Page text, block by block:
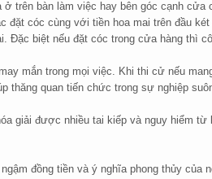
trên bàn làm việc hay bên góc cạnh cửa
đặt cóc cùng với tiền hoa mai trên đầu
Đặc biệt nếu đặt cóc trong cửa hàng thì
mắn trong mọi việc. Khi thi cử nếu
thăng quan tiến chức trong sự nghiệp
giải được nhiều tai kiếp và nguy hiểm từ
đồng tiền và ý nghĩa phong thủy của